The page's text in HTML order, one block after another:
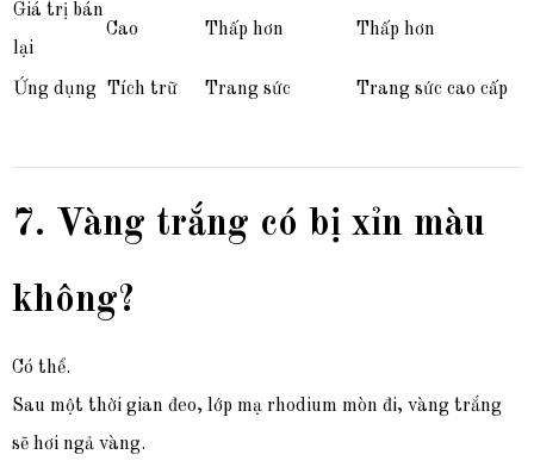
Giá trị bán
lại
Cao Thấp hơn Thấp hơn
Ứng dụng Tích trữ Trang sức Trang sức cao cấp
7. Vàng trắng có bị xỉn màu
không?
Có thể.
Sau một thời gian đeo, lớp mạ rhodium mòn đi, vàng trắng
sẽ hơi ngả vàng.